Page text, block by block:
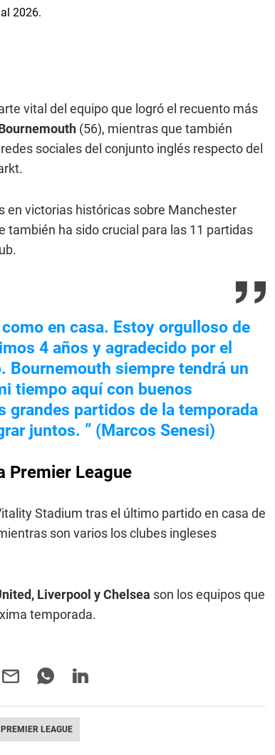
vital del equipo que logró el recuento más
(56), mientras que también
sociales del conjunto inglés respecto del
en victorias históricas sobre Manchester
también ha sido crucial para las 11 partidas
en casa. Estoy orgulloso de
4 años y agradecido por el
Bournemouth siempre tendrá un
tiempo aquí con buenos
grandes partidos de la temporada
juntos. ” (Marcos Senesi)
Premier League
Stadium tras el último partido en casa de
son varios los clubes ingleses
Liverpool y Chelsea son los equipos que
temporada.
PREMIER LEAGUE